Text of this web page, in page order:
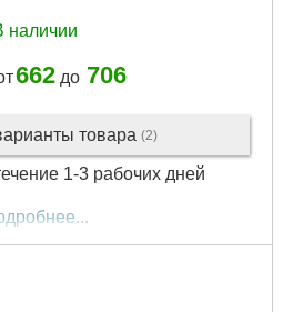
наличии
662до 706
товара (2)
1-3 рабочих дней